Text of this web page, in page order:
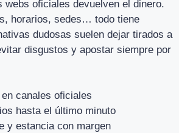
webs oficiales devuelven el dinero.
horarios, sedes… todo tiene
dudosas suelen dejar tirados a
disgustos y apostar siempre por
canales oficiales
hasta el último minuto
y estancia con margen